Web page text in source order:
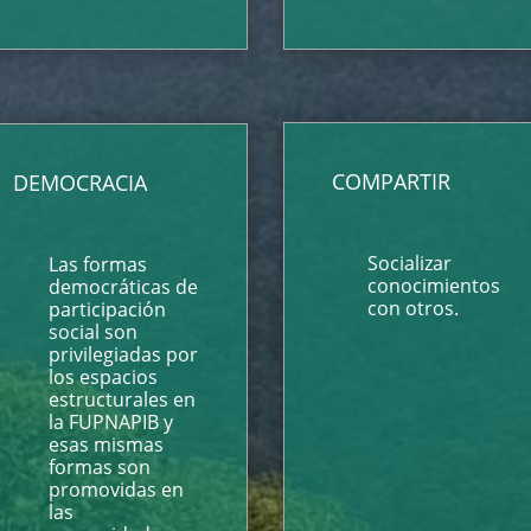
DEMOCRACIA
Las formas
democráticas de
participación
social son
privilegiadas por
los espacios
estructurales en
la FUPNAPIB y
esas mismas
formas son
promovidas en
las
COMPARTIR
Socializar
conocimientos
con otros.